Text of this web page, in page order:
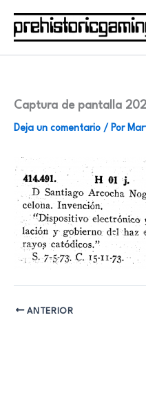
contenido
Captura de pantalla
Deja un comentario / Por
ANTERIOR